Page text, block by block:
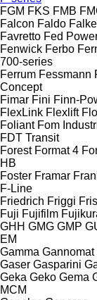
FGM FKS FMB
Falcon Faldo
Favretto Fed
Fenwick Ferbo
700-series
Ferrum Fessmann
Concept
Fimar Fini Finn-
FlexLink Flexlift
Foliant Fom
FDT Transit
Forest Format 4
HB
Foster Framar
F-Line
Friedrich Friggi
Fuji Fujifilm
GHH GMG GMP
EM
Gamma Gannomat
Gaser Gasparini
Geka Geko Gema
MCM